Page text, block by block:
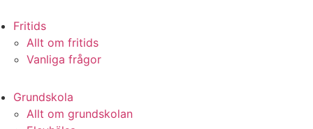
Fritids
Allt om fritids
Vanliga frågor
Grundskola
Allt om grundskolan